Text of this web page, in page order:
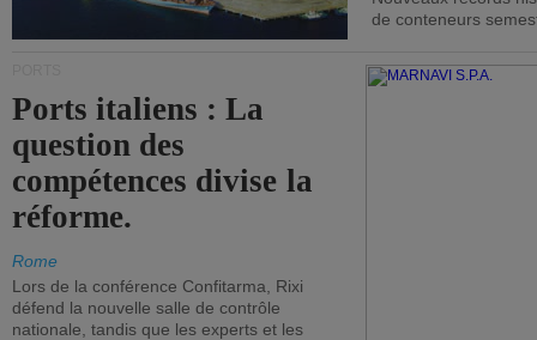
de conteneurs
Ports italiens : La
question des
compétences divise la
réforme.
Rome
Lors de la conférence Confitarma, Rixi
défend la nouvelle salle de contrôle
nationale, tandis que les experts et les